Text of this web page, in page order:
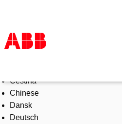
Products & Solutions
Industries
Services
About us
Čeština
Chinese
Dansk
Deutsch